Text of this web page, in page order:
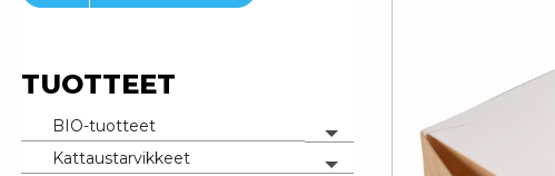
TUOTTEET
BIO-tuotteet
Toggle menu
Kattaustarvikkeet
Toggle menu